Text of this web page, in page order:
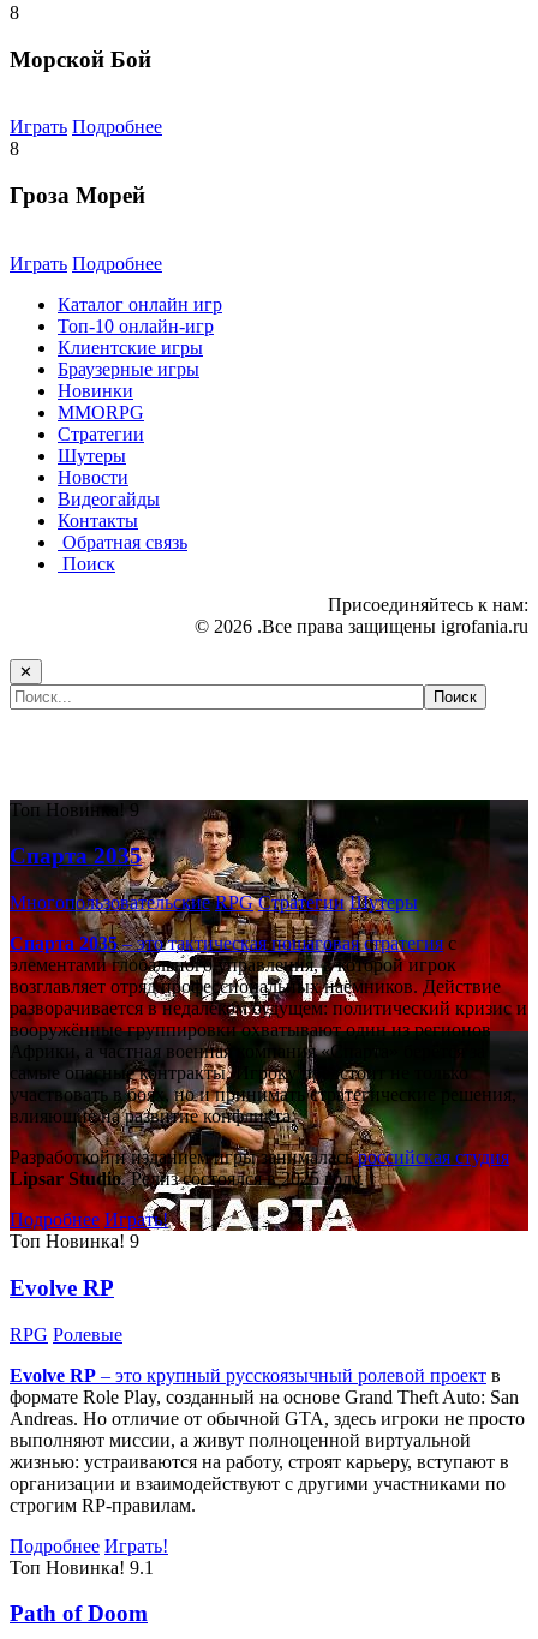
8
Морской Бой
Играть Подробнее
8
Гроза Морей
Играть Подробнее
Каталог онлайн игр
Топ-10 онлайн-игр
Клиентские игры
Браузерные игры
Новинки
MMORPG
Стратегии
Шутеры
Новости
Видеогайды
Контакты
Обратная связь
Поиск
Присоединяйтесь к нам:
© 2026 .Все права защищены igrofania.ru
✕
Топ Новинка! 9
Спарта 2035
Многопользовательские RPG Стратегии Шутеры
Спарта 2035– это тактическаяпошаговая стратегияс
элементами глобального управления, в которой игрок
возглавляет отряд профессиональных наёмников. Действие
разворачивается в недалёком будущем: политический кризис и
вооружённые группировки охватывают один из регионов
Африки, а частная военная компания «Спарта» берётся за
самые опасные контракты. Игроку предстоит не только
участвовать в боях, но и принимать стратегические решения,
влияющие на развитие конфликта.
Разработкой и изданием игры занималасьроссийская студия
Lipsar Studio. Релиз состоялся в 2025 году.
Подробнее Играть!
Топ Новинка! 9
Evolve RP
RPG Ролевые
Evolve RP – это крупный русскоязычный ролевой проект в
формате Role Play, созданный на основе Grand Theft Auto: San
Andreas. Но отличие от обычной GTA, здесь игроки не просто
выполняют миссии, а живут полноценной виртуальной
жизнью: устраиваются на работу, строят карьеру, вступают в
организации и взаимодействуют с другими участниками по
строгим RP-правилам.
Подробнее Играть!
Топ Новинка! 9.1
Path of Doom